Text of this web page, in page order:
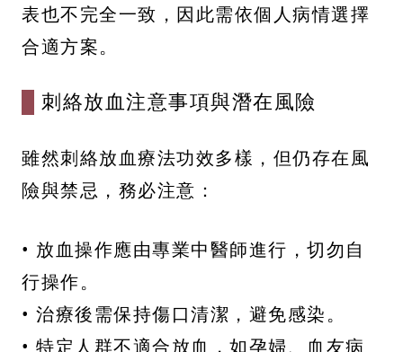
表也不完全一致，因此需依個人病情選擇
合適方案。
刺絡放血注意事項與潛在風險
雖然刺絡放血療法功效多樣，但仍存在風
險與禁忌，務必注意：
• 放血操作應由專業中醫師進行，切勿自
行操作。
• 治療後需保持傷口清潔，避免感染。
• 特定人群不適合放血，如孕婦、血友病